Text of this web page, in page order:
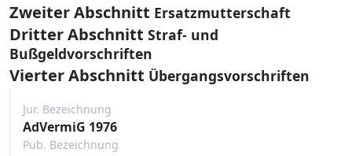
Zweiter Abschnitt Ersatzmutterschaft
Dritter Abschnitt Straf- und
Bußgeldvorschriften
Vierter Abschnitt Übergangsvorschriften
Jur. Bezeichnung
AdVermiG 1976
Pub. Bezeichnung